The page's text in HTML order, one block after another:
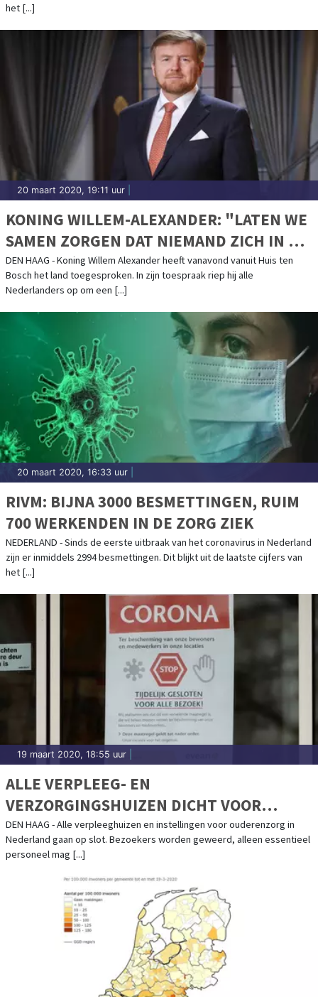
het [...]
20 maart 2020, 19:11 uur
KONING WILLEM-ALEXANDER: "LATEN WE
SAMEN ZORGEN DAT NIEMAND ZICH IN DE
STEEK GELATEN VOELT"
DEN HAAG - Koning Willem Alexander heeft vanavond vanuit Huis ten
Bosch het land toegesproken. In zijn toespraak riep hij alle
Nederlanders op om een [...]
20 maart 2020, 16:33 uur
RIVM: BIJNA 3000 BESMETTINGEN, RUIM
700 WERKENDEN IN DE ZORG ZIEK
NEDERLAND - Sinds de eerste uitbraak van het coronavirus in Nederland
zijn er inmiddels 2994 besmettingen. Dit blijkt uit de laatste cijfers van
het [...]
19 maart 2020, 18:55 uur
ALLE VERPLEEG- EN
VERZORGINGSHUIZEN DICHT VOOR
BEZOEK
DEN HAAG - Alle verpleeghuizen en instellingen voor ouderenzorg in
Nederland gaan op slot. Bezoekers worden geweerd, alleen essentieel
personeel mag [...]